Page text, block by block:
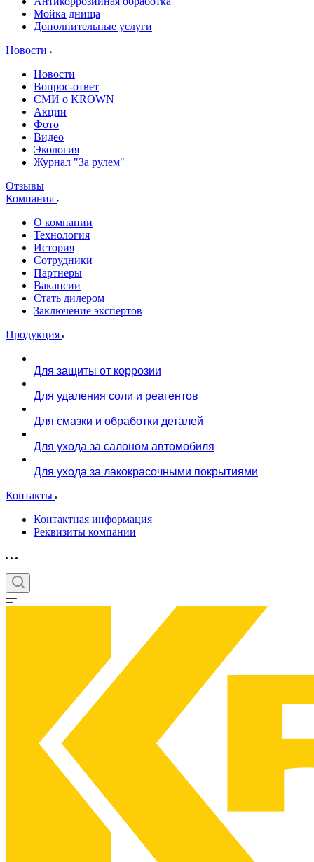
Мойка днища
Дополнительные услуги
Новости
Новости
Вопрос-ответ
СМИ о KROWN
Акции
Фото
Видео
Экология
Журнал "За рулем"
Отзывы
Компания
О компании
Технология
История
Сотрудники
Партнеры
Вакансии
Стать дилером
Заключение экспертов
Продукция
Для защиты от коррозии
Для удаления соли и реагентов
Для смазки и обработки деталей
Для ухода за салоном автомобиля
Для ухода за лакокрасочными покрытиями
Контакты
Контактная информация
Реквизиты компании